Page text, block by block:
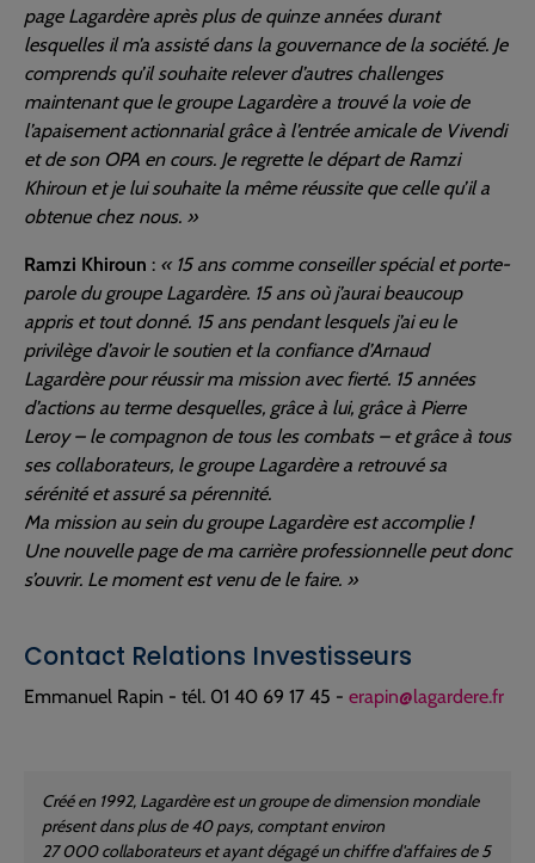
page Lagardère après plus de quinze années durant
lesquelles il m’a assisté dans la gouvernance de la société. Je
comprends qu’il souhaite relever d’autres challenges
maintenant que le groupe Lagardère a trouvé la voie de
l’apaisement actionnarial grâce à l’entrée amicale de Vivendi
et de son OPA en cours. Je regrette le départ de Ramzi
Khiroun et je lui souhaite la même réussite que celle qu’il a
obtenue chez nous. »
Ramzi Khiroun : « 15 ans comme conseiller spécial et porte-
parole du groupe Lagardère. 15 ans où j’aurai beaucoup
appris et tout donné. 15 ans pendant lesquels j’ai eu le
privilège d’avoir le soutien et la confiance d’Arnaud
Lagardère pour réussir ma mission avec fierté. 15 années
d’actions au terme desquelles, grâce à lui, grâce à Pierre
Leroy – le compagnon de tous les combats – et grâce à tous
ses collaborateurs, le groupe Lagardère a retrouvé sa
sérénité et assuré sa pérennité.
Ma mission au sein du groupe Lagardère est accomplie !
Une nouvelle page de ma carrière professionnelle peut donc
s’ouvrir. Le moment est venu de le faire. »
Contact Relations Investisseurs
Emmanuel Rapin - tél. 01 40 69 17 45 - erapin@lagardere.fr
Créé en 1992, Lagardère est un groupe de dimension mondiale
présent dans plus de 40 pays, comptant environ
27 000 collaborateurs et ayant dégagé un chiffre d'affaires de 5